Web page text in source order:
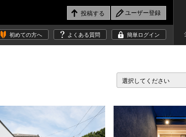
初めての方へ よくある質問 簡単ログイン
選択してください